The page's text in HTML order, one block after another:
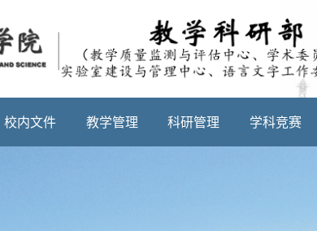
校内文件 教学管理 科研管理 学科竞赛